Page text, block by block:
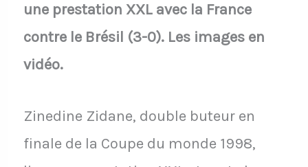
une prestation XXL avec la France
contre le Brésil (3-0). Les images en
vidéo.
Zinedine Zidane, double buteur en
finale de la Coupe du monde 1998,